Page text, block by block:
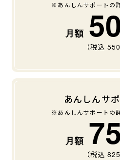
※あんしんサポートの
（税込 550
あんしんサ
※あんしんサポートの
（税込 825